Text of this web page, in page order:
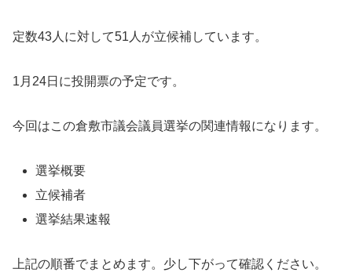
定数43人に対して51人が立候補しています。
1月24日に投開票の予定です。
今回はこの倉敷市議会議員選挙の関連情報になります。
選挙概要
立候補者
選挙結果速報
上記の順番でまとめます。少し下がって確認ください。